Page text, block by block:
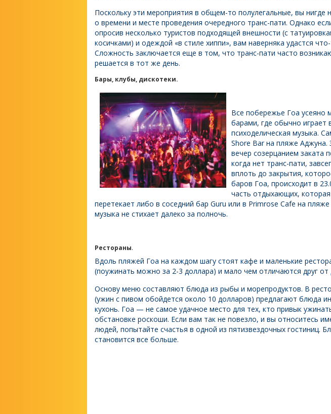
Поскольку эти мероприятия в общем-то полулегальные, вы нигде
о времени и месте проведения очередного транс-пати. Однако
опросив несколько туристов подходящей внешности (с
косичками) и одеждой «в стиле хиппи», вам наверняка удастся
Сложность заключается еще в том, что транс-пати часто
решается в тот же день.
Бары, клубы, дискотеки.
Все побережье Гоа усеяно
барами, где обычно играет
психоделическая музыка.
Shore Bar на пляже Аджуна.
вечер созерцанием заката
когда нет транс-пати,
вплоть до закрытия,
баров Гоа, происходит в
часть отдыхающих,
перетекает либо в соседний бар Guru или в Primrose Cafe на
музыка не стихает далеко за полночь.
Рестораны.
Вдоль пляжей Гоа на каждом шагу стоят кафе и маленькие
(поужинать можно за 2-3 доллара) и мало чем отличаются друг от
Основу меню составляют блюда из рыбы и морепродуктов. В
(ужин с пивом обойдется около 10 долларов) предлагают блюда
кухонь. Гоа — не самое удачное место для тех, кто привык
обстановке роскоши. Если вам так не повезло, и вы относитесь
людей, попытайте счастья в одной из пятизвездочных гостиниц.
становится все больше.